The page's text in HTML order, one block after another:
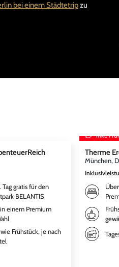
bei einem Städtetripzu
Tag gratis für den
BELANTIS
einem Premium
Frühstück, je nach
inkl.
Therme
München,